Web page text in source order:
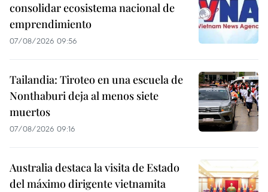
consolidar ecosistema nacional de
emprendimiento
07/08/2026 09:56
Tailandia: Tiroteo en una escuela de
Nonthaburi deja al menos siete
muertos
07/08/2026 09:16
Australia destaca la visita de Estado
del máximo dirigente vietnamita